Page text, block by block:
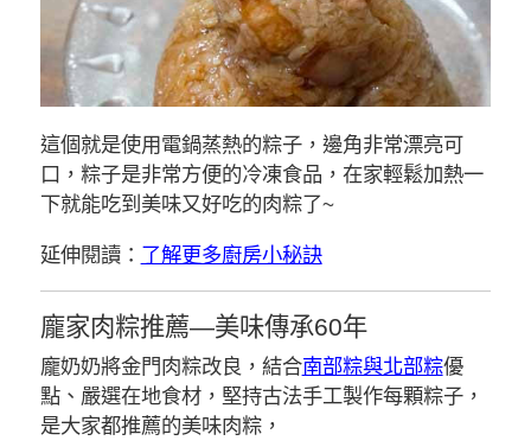
這個就是使用電鍋蒸熱的粽子，邊角非常漂亮可
口，粽子是非常方便的冷凍食品，在家輕鬆加熱一
下就能吃到美味又好吃的肉粽了~
延伸閱讀： 了解更多廚房小秘訣
龐家肉粽推薦—美味傳承60年
龐奶奶將金門肉粽改良，結合南部粽與北部粽優
點、嚴選在地食材，堅持古法手工製作每顆粽子，
是大家都推薦的美味肉粽，